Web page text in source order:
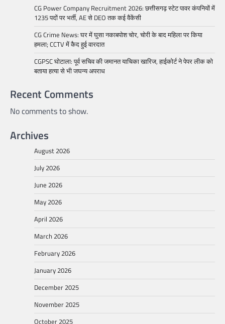
CG Power Company Recruitment 2026: छत्तीसगढ़ स्टेट पावर कंपनियों में
1235 पदों पर भर्ती, AE से DEO तक कई वैकेंसी
CG Crime News: घर में घुसा नकाबपोश चोर, चोरी के बाद महिला पर किया
हमला; CCTV में कैद हुई वारदात
CGPSC घोटाला: पूर्व सचिव की जमानत याचिका खारिज, हाईकोर्ट ने पेपर लीक को
बताया हत्या से भी जघन्य अपराध
Recent Comments
No comments to show.
Archives
August 2026
July 2026
June 2026
May 2026
April 2026
March 2026
February 2026
January 2026
December 2025
November 2025
October 2025